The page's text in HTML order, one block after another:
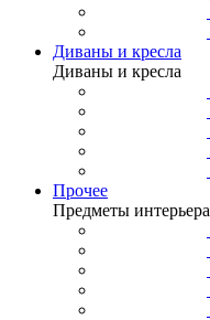
Диваны и кресла
Диваны и кресла
Прочее
Предметы интерьера